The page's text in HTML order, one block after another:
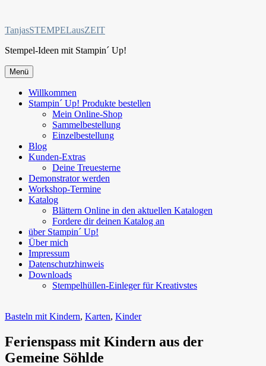
springen
TanjasSTEMPELausZEIT
Stempel-Ideen mit Stampin´ Up!
Menü
Willkommen
Stampin´ Up! Produkte bestellen
Mein Online-Shop
Sammelbestellung
Einzelbestellung
Blog
Kunden-Extras
Deine Treuesterne
Demonstrator werden
Workshop-Termine
Katalog
Blättern Online in den aktuellen Katalogen
Fordere dir deinen Katalog an
über Stampin´ Up!
Über mich
Impressum
Datenschutzhinweis
Downloads
Stempelhüllen-Einleger für Kreativstes
Basteln mit Kindern, Karten, Kinder
Ferienspass mit Kindern aus der
Gemeine Söhlde